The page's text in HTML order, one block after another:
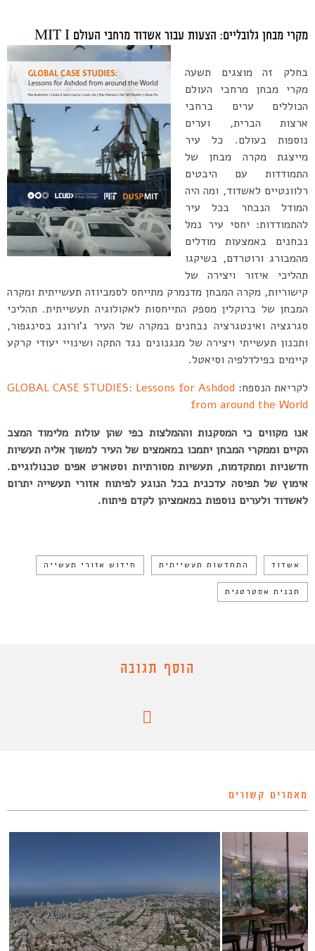
מקרי מבחן גלובליים: הצעות עבור אשדוד מרחבי העולם MIT I
בחלק זה מוצגים תשעה
מקרי מבחן מרחבי העולם
הכוללים ערים ברחבי
ארצות הברית, וערים
נוספות בעולם. כל עיר
מייצגת מקרה מבחן של
התמודדות עם היבטים
רלוונטיים לאשדוד, ומה היה
המודל הנבחר בכל עיר
להתמודדות: יחסי עיר נמל
נבחנים באמצעות מודלים
מהמבורג ורוטרדם, בשיקגו
תהליכי איזור ויצירה של
קישוריות, מקרה המבחן מדנמרק מתייחס לסמביוזה תעשייתית ומקרה
המבחן של ברוקלין מספק התייחסות לאקולוגיה תעשייתית. תהליכי
סגרגציה ואינטגרציה נבחנים במקרה של העיר ג’ורונג בסינגפור,
ותכנון תעשייתי ויצירה של מנגנונים נגד התקה ושינויי יעודי קרקע
קיימים בפילדלפיה וסיאטל.
לקריאת הנספח: GLOBAL CASE STUDIES: Lessons for Ashdod
from around the World
אנו מקווים כי המסקנות וההמלצות כפי שהן עולות מלימוד המצב
הקיים וממקרי המבחן יתמכו במאמצים של העיר למשוך אליה תעשיות
חדשניות ומתקדמות, תעשיות מסורתיות וסטארט אפים טכנולוגיים.
אימוץ של תפיסה עדכנית בכל הנוגע לפיתוח אזורי תעשייה יתרום
לאשדוד ולערים נוספות במאמציהן לקדם פיתוח.
אשדוד התחדשות תעשייתית חידוש אזורי תעשייה
תכנית אסטרטגית
הוסף תגובה
מאמרים קשורים